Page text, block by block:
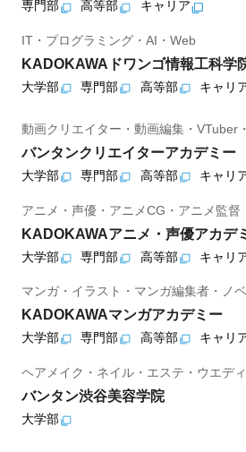
専門部 高等部 キャリア
IT・プログラミング・AI・Web
KADOKAWAドワンゴ情報工科学
大学部 専門部 高等部 キャリ
動画クリエイター・動画編集・VTuber
バンタンクリエイターアカデミー
大学部 専門部 高等部 キャリ
アニメ・声優・アニメCG・アニメ監督
KADOKAWAアニメ・声優アカデ
大学部 専門部 高等部 キャリ
マンガ・イラスト・マンガ編集者・ノ
KADOKAWAマンガアカデミー
大学部 専門部 高等部 キャリ
ヘアメイク・ネイル・エステ・ウエデ
バンタン渋谷美容学院
大学部